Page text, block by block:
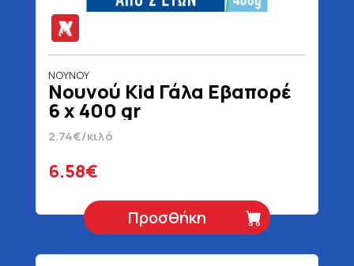
ΝΟΥΝΟΥ
Νουνού Kid Γάλα Εβαπορέ
6 x 400 gr
2.74€/κιλό
6.58€
Προσθήκη